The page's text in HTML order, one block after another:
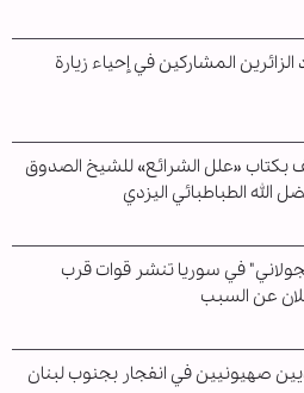
الزائرين المشاركين في إحياء زيارة
بكتاب «علل الشرائع» للشيخ الصدوق
الله الطباطبائي اليزدي
في سوريا تنشر قوات قرب
عن السبب
صهيونيين في انفجار بجنوب لبنان